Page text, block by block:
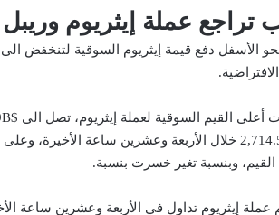
تراجع عملة إيثريوم وريبل
وبين $2,714.59 خلال الأربعة وعشرين ساعة
وبنسبة تغير خسرت بنسبة.